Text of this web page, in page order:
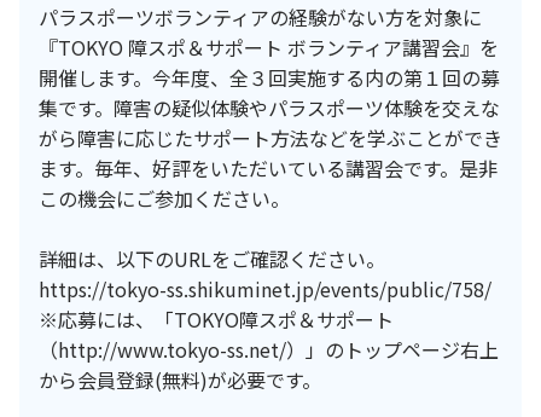
パラスポーツボランティアの経験がない方を対象に
『TOKYO 障スポ＆サポート ボランティア講習会』を
開催します。今年度、全３回実施する内の第１回の募
集です。障害の疑似体験やパラスポーツ体験を交えな
がら障害に応じたサポート方法などを学ぶことができ
ます。毎年、好評をいただいている講習会です。是非
この機会にご参加ください。
詳細は、以下のURLをご確認ください。
https://tokyo-ss.shikuminet.jp/events/public/758/
※応募には、「TOKYO障スポ＆サポート
（http://www.tokyo-ss.net/）」のトップページ右上
から会員登録(無料)が必要です。